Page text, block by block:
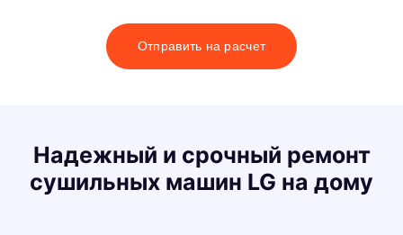
Отправить на расчет
Надежный и срочный ремонт
сушильных машин LG на дому